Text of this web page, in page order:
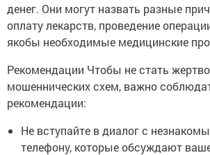
денег. Они могут назвать разные
оплату лекарств, проведение
якобы необходимые медицинские
Рекомендации Чтобы не стать
мошеннических схем, важно
рекомендации:
Не вступайте в диалог с
телефону, которые обсуждают